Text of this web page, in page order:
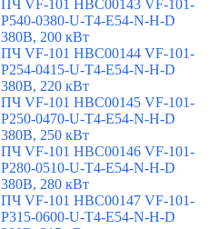
ПЧ VF-101 HBC00143 VF-101-
P540-0380-U-T4-E54-N-H-D
380В, 200 кВт
ПЧ VF-101 HBC00144 VF-101-
P254-0415-U-T4-E54-N-H-D
380В, 220 кВт
ПЧ VF-101 HBC00145 VF-101-
P250-0470-U-T4-E54-N-H-D
380В, 250 кВт
ПЧ VF-101 HBC00146 VF-101-
P280-0510-U-T4-E54-N-H-D
380В, 280 кВт
ПЧ VF-101 HBC00147 VF-101-
P315-0600-U-T4-E54-N-H-D